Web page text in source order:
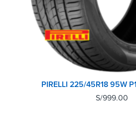
PIRELLI 225/45R18 95W
S/999.00